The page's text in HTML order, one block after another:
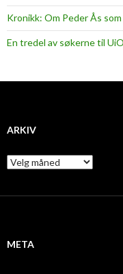
Kronikk: Om Peder Ås
En tredel av søkerne til
ARKIV
A
i
META